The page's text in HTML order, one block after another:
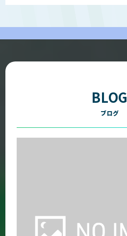
BLOG
ブログ